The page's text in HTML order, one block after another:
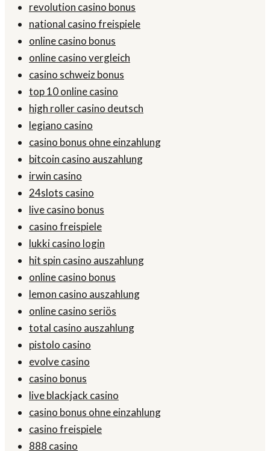
revolution casino bonus
national casino freispiele
online casino bonus
online casino vergleich
casino schweiz bonus
top 10 online casino
high roller casino deutsch
legiano casino
casino bonus ohne einzahlung
bitcoin casino auszahlung
irwin casino
24slots casino
live casino bonus
casino freispiele
lukki casino login
hit spin casino auszahlung
online casino bonus
lemon casino auszahlung
online casino seriös
total casino auszahlung
pistolo casino
evolve casino
casino bonus
live blackjack casino
casino bonus ohne einzahlung
casino freispiele
888 casino